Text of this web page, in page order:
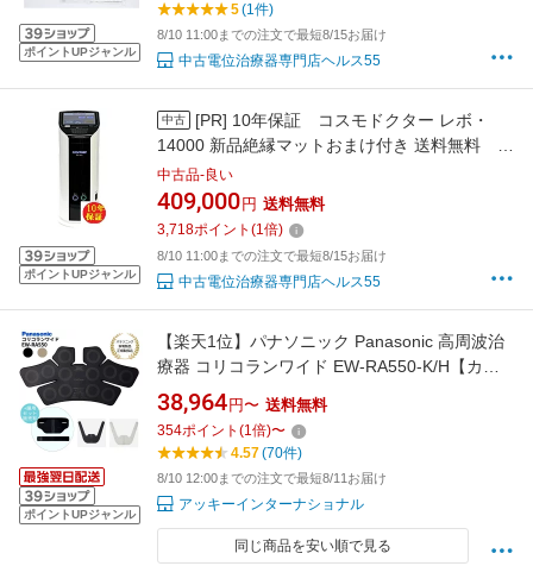
ポイントUPジャンル
5(1件)
8/10 11:00までの注文で最短8/15お届け
中古電位治療器専門店ヘルス55
ポイントUPジャンル
中古 [PR] 10年保証 コスモドクター レボ・
14000 新品絶縁マットおまけ付き 送料無料 売
り切れ御免なさい 特価価格
中古品-良い
409,000 円 送料無料
3,718ポイント (1倍)
8/10 11:00までの注文で最短8/15お届け
中古電位治療器専門店ヘルス55
ポイントUPジャンル
【楽天1位】パナソニック Panasonic 高周波治
療器 コリコランワイド EW-RA550-K/H【カラ
ー2色】(ブラック / グレージュ)
38,964 円〜 送料無料
354ポイント (1倍)〜
4.57(70件)
8/10 12:00までの注文で最短8/11お届け
アッキーインターナショナル
同じ商品を安い順で見る